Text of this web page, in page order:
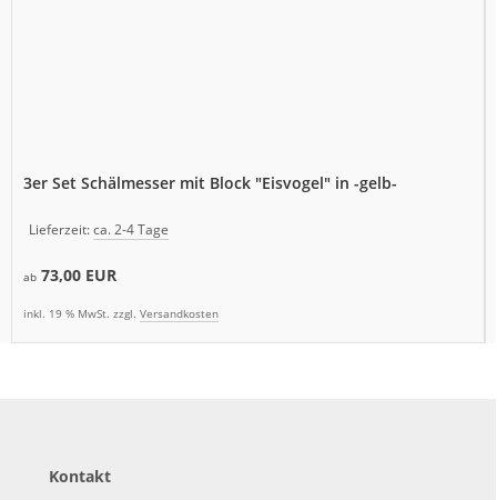
3er Set Schälmesser mit Block "Eisvogel" in -gelb-
Lieferzeit:ca. 2-4 Tage
ab 73,00 EUR
inkl. 19 % MwSt. zzgl. Versandkosten
Kontakt